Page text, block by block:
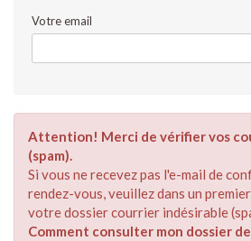
Votre email
Attention! Merci de vérifier vos
(spam).
Si vous ne recevez pas l'e-mail de
rendez-vous, veuillez dans un
votre dossier courrier indésirable
Comment consulter mon dossier